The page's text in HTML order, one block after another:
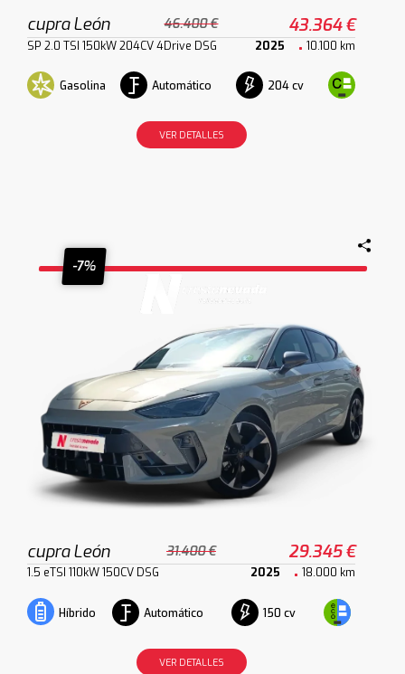
cupra León 46.400 € 43.364 €
SP 2.0 TSI 150kW 204CV 4Drive DSG 2025 10.100 km
Gasolina Automático 204 cv
VER DETALLES
-7%
cupra León 31.400 € 29.345 €
1.5 eTSI 110kW 150CV DSG 2025 18.000 km
Híbrido Automático 150 cv
VER DETALLES